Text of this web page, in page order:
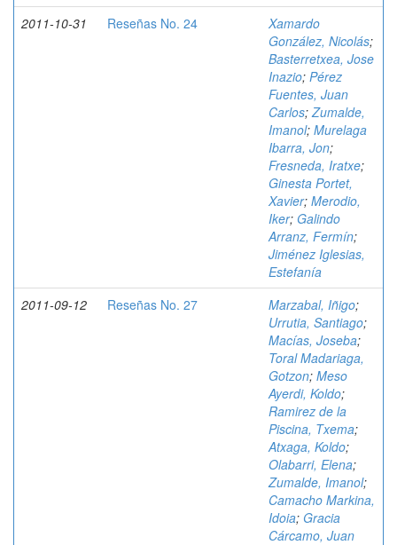
2011-10-31
Reseñas No. 24
Xamardo
González, Nicolás;
Basterretxea, Jose
Inazio; Pérez
Fuentes, Juan
Carlos;Zumalde,
Imanol; Murelaga
Ibarra, Jon;
Fresneda, Iratxe;
Ginesta Portet,
Xavier; Merodio,
Iker; Galindo
Arranz, Fermín;
Jiménez Iglesias,
Estefanía
2011-09-12
Reseñas No. 27 Marzabal, Iñigo;
Urrutia, Santiago;
Macías, Joseba;
Toral Madariaga,
Gotzon; Meso
Ayerdi, Koldo;
Ramirez de la
Piscina, Txema;
Atxaga, Koldo;
Olabarri, Elena;
Zumalde, Imanol;
Camacho Markina,
Idoia; Gracia
Cárcamo, Juan